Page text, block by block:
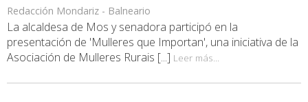
Redacción Mondariz - Balneario
La alcaldesa de Mos y senadora participó en la
presentación de 'Mulleres que Importan', una iniciativa de la
Asociación de Mulleres Rurais [...] Leer más...